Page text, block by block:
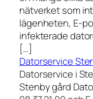
nätverket som
lägenheten, E-
infekterade
[…]
Datorservice
Datorservice i
Stenby gård